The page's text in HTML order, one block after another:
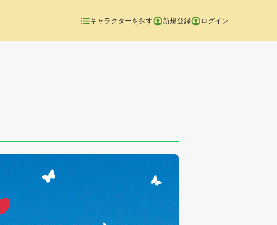
キャラクターを探す 新規登録 ログイン